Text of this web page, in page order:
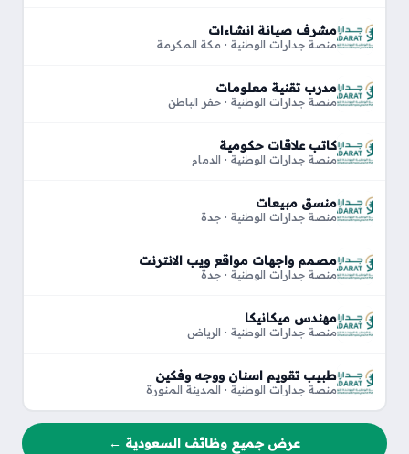
مشرف صيانة انشاءات
منصة جدارات الوطنية · مكة المكرمة
مدرب تقنية معلومات
منصة جدارات الوطنية · حفر الباطن
كاتب علاقات حكومية
منصة جدارات الوطنية · الدمام
منسق مبيعات
منصة جدارات الوطنية · جدة
مصمم واجهات مواقع ويب الانترنت
منصة جدارات الوطنية · جدة
مهندس ميكانيكا
منصة جدارات الوطنية · الرياض
طبيب تقويم اسنان ووجه وفكين
منصة جدارات الوطنية · المدينة المنورة
عرض جميع وظائف السعودية ←